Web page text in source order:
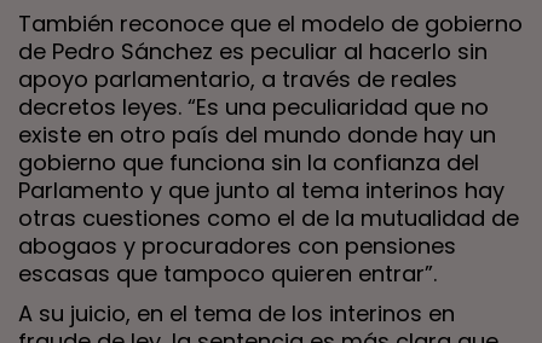
También reconoce que el modelo de gobierno
de Pedro Sánchez es peculiar al hacerlo sin
apoyo parlamentario, a través de reales
decretos leyes. “Es una peculiaridad que no
existe en otro país del mundo donde hay un
gobierno que funciona sin la confianza del
Parlamento y que junto al tema interinos hay
otras cuestiones como el de la mutualidad de
abogaos y procuradores con pensiones
escasas que tampoco quieren entrar”.
A su juicio, en el tema de los interinos en